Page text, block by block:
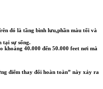
đó là tầng bình lưu,phần màu tối và
tại sự sống.
40.000 đến 50.000 feet nơi mà
điểm thay đổi hoàn toàn” này xảy ra